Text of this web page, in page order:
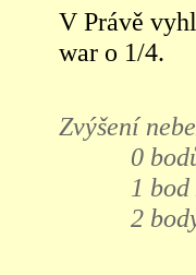
V Právě
war o 1/4.
Zvýšení
0 bodů
1 bod za
2 body